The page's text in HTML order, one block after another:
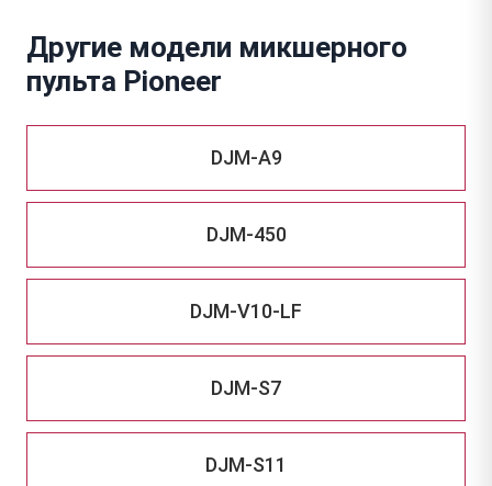
Другие модели микшерного
пульта Pioneer
DJM-A9
DJM-450
DJM-V10-LF
DJM-S7
DJM-S11